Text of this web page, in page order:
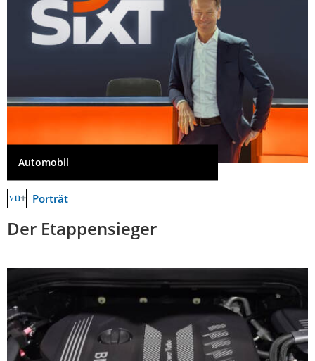
Automobil
Porträt
Der Etappensieger